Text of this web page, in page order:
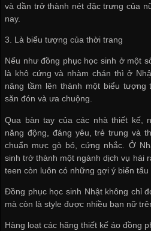
và dần trở thành nét đặc trưng của
nay.
3. Là biểu tượng của thời trang
Nếu như đồng phục học sinh ở một
là khô cứng và nhàm chán thì ở
nâng tầm lên thành một biểu
săn đón và ưa chuộng.
Qua bàn tay của các nhà thiết kế,
năng động, đáng yêu, trẻ trung và
chuẩn mực gò bó, cứng nhắc. Ở
sinh trở thành một ngành dịch vụ hái
teen còn luôn có những gợi ý biến tấu
Đồng phục học sinh Nhật không chỉ
mà còn là style được nhiều bạn nữ
Hàng loạt các hãng thiết kế áo đồng